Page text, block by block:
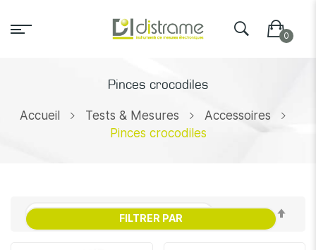
Pinces crocodiles
Accueil Tests & Mesures
Accessoires
Pinces crocodiles
FILTRER PAR